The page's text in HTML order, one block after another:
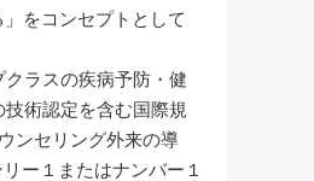
をコンセプトとして
ラスの疾病予防・健
術認定を含む国際規
ンセリング外来の導
ー１またはナンバー１